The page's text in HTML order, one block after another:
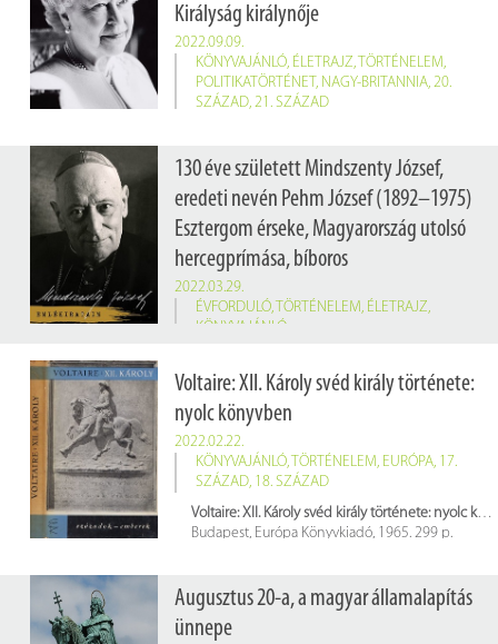
Királyság királynője
2022.09.09.
KÖNYVAJÁNLÓ, ÉLETRAJZ, TÖRTÉNELEM,
POLITIKATÖRTÉNET, NAGY-BRITANNIA, 20.
SZÁZAD, 21. SZÁZAD
130 éve született Mindszenty József,
eredeti nevén Pehm József (1892–1975)
Esztergom érseke, Magyarország utolsó
hercegprímása, bíboros
2022.03.29.
ÉVFORDULÓ, TÖRTÉNELEM, ÉLETRAJZ,
KÖNYVAJÁNLÓ
Voltaire: XII. Károly svéd király története:
nyolc könyvben
2022.02.22.
KÖNYVAJÁNLÓ, TÖRTÉNELEM, EURÓPA, 17.
SZÁZAD, 18. SZÁZAD
Voltaire: XII. Károly svéd király története: nyolc könyvben
Budapest, Európa Könyvkiadó, 1965. 299 p.
Augusztus 20-a, a magyar államalapítás
ünnepe